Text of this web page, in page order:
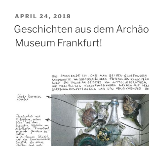
VERÖFFENTLICHT
AM
APRIL 24, 2018
Geschichten aus dem
Museum Frankfurt!